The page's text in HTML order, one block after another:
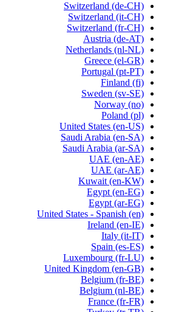
Switzerland (de-CH)
Switzerland (it-CH)
Switzerland (fr-CH)
Austria (de-AT)
Netherlands (nl-NL)
Greece (el-GR)
Portugal (pt-PT)
Finland (fi)
Sweden (sv-SE)
Norway (no)
Poland (pl)
United States (en-US)
Saudi Arabia (en-SA)
Saudi Arabia (ar-SA)
UAE (en-AE)
UAE (ar-AE)
Kuwait (en-KW)
Egypt (en-EG)
Egypt (ar-EG)
United States - Spanish (en)
Ireland (en-IE)
Italy (it-IT)
Spain (es-ES)
Luxembourg (fr-LU)
United Kingdom (en-GB)
Belgium (fr-BE)
Belgium (nl-BE)
France (fr-FR)